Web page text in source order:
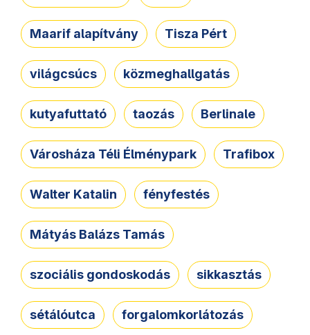
Maarif alapítvány Tisza Pért
világcsúcs közmeghallgatás
kutyafuttató taozás Berlinale
Városháza Téli Élménypark Trafibox
Walter Katalin fényfestés
Mátyás Balázs Tamás
szociális gondoskodás sikkasztás
sétálóutca forgalomkorlátozás